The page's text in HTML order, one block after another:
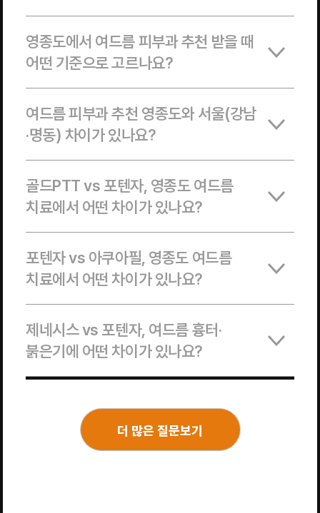
영종도에서 여드름 피부과 추천 받을 때
어떤 기준으로 고르나요?
여드름 피부과 추천 영종도와 서울(강남
·명동) 차이가 있나요?
골드PTT vs 포텐자, 영종도 여드름
치료에서 어떤 차이가 있나요?
포텐자 vs 아쿠아필, 영종도 여드름
치료에서 어떤 차이가 있나요?
제네시스 vs 포텐자, 여드름 흉터·
붉은기에 어떤 차이가 있나요?
더 많은 질문보기